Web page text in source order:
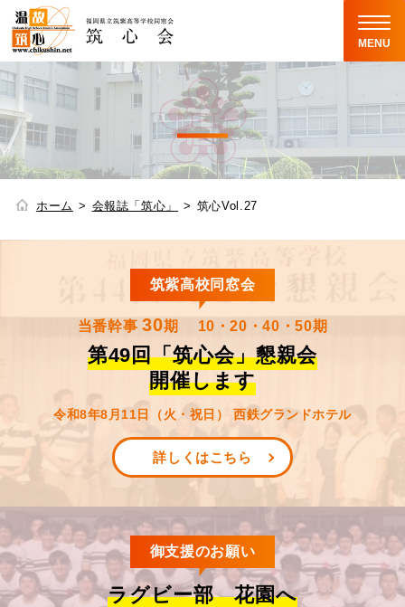
MENU
ホーム 会報誌「筑心」 筑心Vol.27
筑紫高校同窓会
当番幹事 30期 10・20・40・50期
第49回「筑心会」懇親会
開催します
令和8年8月11日（火・祝日） 西鉄グランドホテル
詳しくはこちら
御支援のお願い
ラグビー部 花園へ